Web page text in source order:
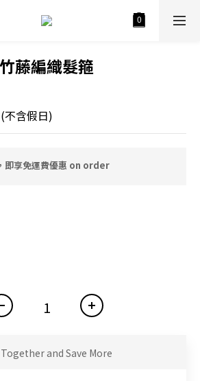
竹藤編織髮箍
不含假日)
即享免運費優惠 on order
and Save More